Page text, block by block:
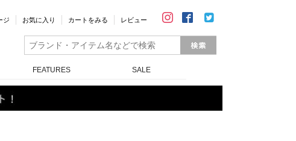
ジ お気に入り カートをみる レビュー
FEATURES SALE